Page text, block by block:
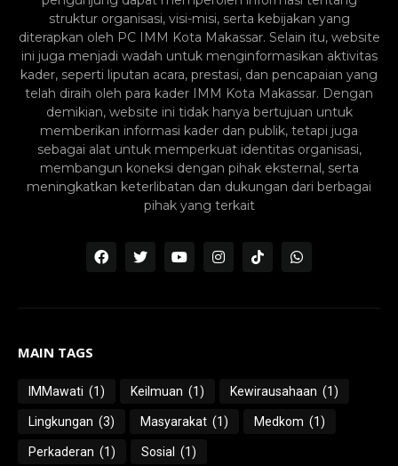
struktur organisasi, visi-misi, serta kebijakan yang
diterapkan oleh PC IMM Kota Makassar. Selain itu, website
ini juga menjadi wadah untuk menginformasikan aktivitas
kader, seperti liputan acara, prestasi, dan pencapaian yang
telah diraih oleh para kader IMM Kota Makassar. Dengan
demikian, website ini tidak hanya bertujuan untuk
memberikan informasi kader dan publik, tetapi juga
sebagai alat untuk memperkuat identitas organisasi,
membangun koneksi dengan pihak eksternal, serta
meningkatkan keterlibatan dan dukungan dari berbagai
pihak yang terkait
MAIN TAGS
IMMawati (1) Keilmuan (1) Kewirausahaan (1)
Lingkungan (3) Masyarakat (1) Medkom (1)
Perkaderan (1) Sosial (1)